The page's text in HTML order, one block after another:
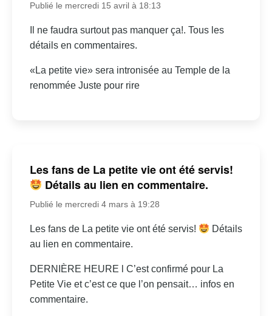
Publié le mercredi 15 avril à 18:13
Il ne faudra surtout pas manquer ça!. Tous les
détails en commentaires.
«La petite vie» sera intronisée au Temple de la
renommée Juste pour rire
Les fans de La petite vie ont été servis!
Détails au lien en commentaire.
Publié le mercredi 4 mars à 19:28
Les fans de La petite vie ont été servis!
Détails
au lien en commentaire.
DERNIÈRE HEURE l C’est confirmé pour La
Petite Vie et c’est ce que l’on pensait… infos en
commentaire.